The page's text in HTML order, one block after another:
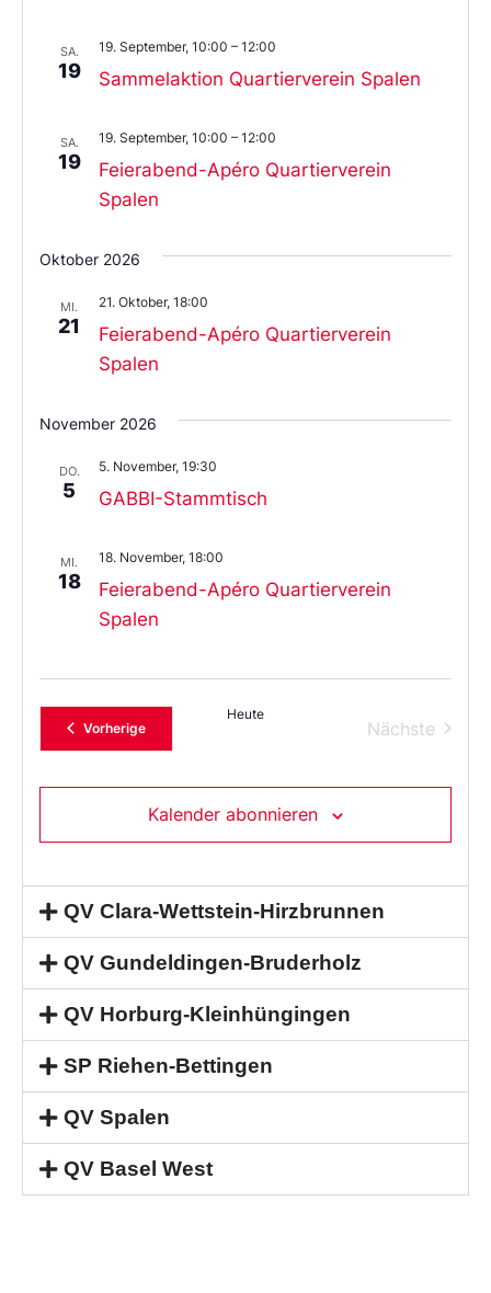
SA.
19 Sammelaktion Quartierverein Spalen
19. September, 10:00 – 12:00
SA.
19
Feierabend-Apéro Quartierverein
Spalen
19. September, 10:00 – 12:00
Oktober 2026
MI.
21
Feierabend-Apéro Quartierverein
Spalen
21. Oktober, 18:00
November 2026
DO.
5 GABBI-Stammtisch
5. November, 19:30
MI.
18
Feierabend-Apéro Quartierverein
Spalen
18. November, 18:00
VorherigeVeranstaltungen
Heute
Nächste
Kalender abonnieren
QV Clara-Wettstein-Hirzbrunnen
QV Gundeldingen-Bruderholz
QV Horburg-Kleinhüngingen
SP Riehen-Bettingen
QV Spalen
QV Basel West